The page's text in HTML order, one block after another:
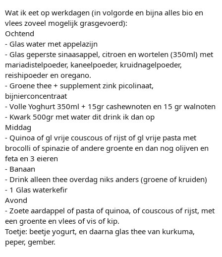
Wat ik eet op werkdagen (in volgorde en bijna alles bio en
vlees zoveel mogelijk grasgevoerd):
Ochtend
- Glas water met appelazijn
- Glas geperste sinaasappel, citroen en wortelen (350ml) met
mariadistelpoeder, kaneelpoeder, kruidnagelpoeder,
reishipoeder en oregano.
- Groene thee + supplement zink picolinaat,
bijnierconcentraat
- Volle Yoghurt 350ml + 15gr cashewnoten en 15 gr walnoten
- Kwark 500gr met water dit drink ik dan op
Middag
- Quinoa of gl vrije couscous of rijst of gl vrije pasta met
brocolli of spinazie of andere groente en dan nog olijven en
feta en 3 eieren
- Banaan
- Drink alleen thee overdag niks anders (groene of kruiden)
- 1 Glas waterkefir
Avond
- Zoete aardappel of pasta of quinoa, of couscous of rijst, met
een groente en vlees of vis of kip.
Toetje: beetje yogurt, en daarna glas thee van kurkuma,
peper, gember.